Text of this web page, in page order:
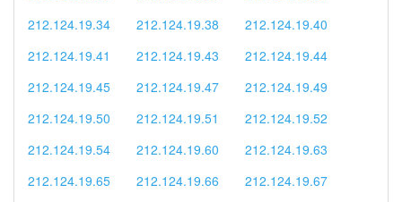
212.124.19.34
212.124.19.38
212.124.19.40
212.124.19.41
212.124.19.43
212.124.19.44
212.124.19.45
212.124.19.47
212.124.19.49
212.124.19.50
212.124.19.51
212.124.19.52
212.124.19.54
212.124.19.60
212.124.19.63
212.124.19.65
212.124.19.66
212.124.19.67